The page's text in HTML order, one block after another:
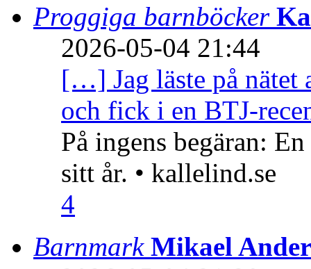
Proggiga barnböcker
2026-05-04 21:44
[…] Jag läste på nätet
och fick i en BTJ-
På ingens begäran:
sitt år. • kallelind.se
4
Barnmark Mikael